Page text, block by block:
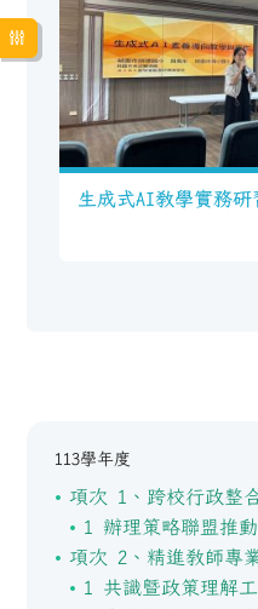
生成式AI教學實務
113學年度
項次 1、跨校行政整
1 辦理策略聯盟推
項次 2、精進教師專
1 共識暨政策理解